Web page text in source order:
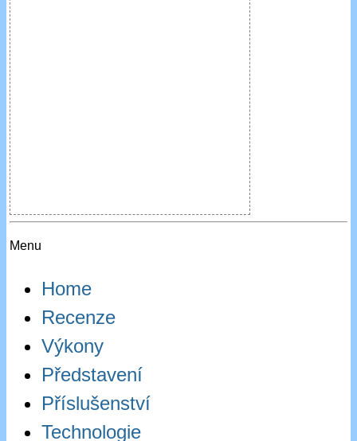
Menu
Home
Recenze
Výkony
Představení
Příslušenství
Technologie